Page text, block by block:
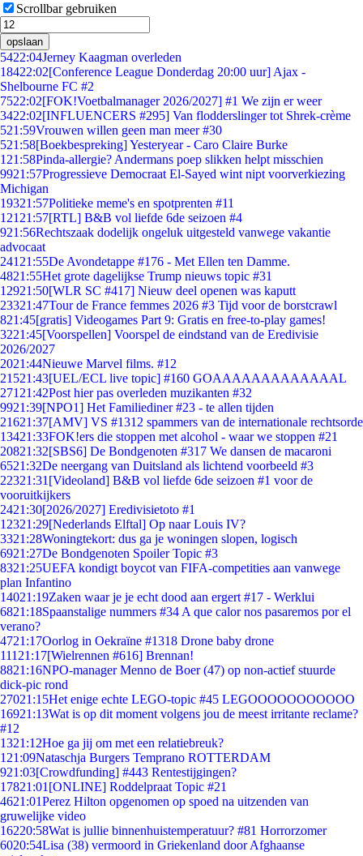
Scrollbar gebruiken
opslaan
5422:04Jerney Kaagman overleden
18422:02[Conference League Donderdag 20:00 uur] Ajax -
Shelbourne FC #2
7522:02[FOK!Voetbalmanager 2026/2027] #1 We zijn er weer
3422:02[INFLUENCERS #295] Van flodderslinger tot Shrek-crème
521:59Vrouwen willen geen man meer #30
521:58[Boekbespreking] Yesteryear - Caro Claire Burke
1 21:58Pinda-allergie? Andermans poep slikken helpt misschien
9921:57Progressieve Democraat El-Sayed wint nipt voorverkiezing
Michigan
19321:57Politieke meme's en spotprenten #11
121 21:57[RTL] B&B vol liefde 6de seizoen #4
921:56Rechtszaak dodelijk ongeluk uitgesteld vanwege vakantie
advocaat
241 21:55De Avondetappe #176 - Met Ellen ten Damme.
4821:55Het grote dagelijkse Trump nieuws topic #31
12921:50[WLR SC #417] Nieuw deel openen was kaputt
23321:47Tour de France femmes 2026 #3 Tijd voor de borstcrawl
821:45[gratis] Videogames Part 9: Gratis en free-to-play games!
3221:45[Voorspellen] Voorspel de eindstand van de Eredivisie
2026/2027
2021:44Nieuwe Marvel films. #12
21521:43[UEL/ECL live topic] #160 GOAAAAAAAAAAAAAL
271 21:42Post hier pas overleden muzikanten #32
9921:39[NPO1] Het Familiediner #23 - te allen tijden
21621:37[AMV] VS #1312 spammers van de internationale rechtsorde
13421:33FOK!ers die stoppen met alcohol - waar we stoppen #21
20821:32[SBS6] De Bondgenoten #317 We dansen de macaroni
6521:32De neergang van Duitsland als lichtend voorbeeld #3
22321:31 [Videoland] B&B vol liefde 6de seizoen #1 voor de
vooruitkijkers
2421:30[2026/2027] Eredivisietoto #1
12321:29[Nederlands Elftal] Op naar Louis IV?
3321:28Woningtekort: dus ga je woningen slopen, logisch
6921:27De Bondgenoten Spoiler Topic #3
8321:25UEFA kondigt boycot van FIFA-competities aan vanwege
plan Infantino
14021:19Zaken waar je je echt dood aan ergert #17 - Werklui
6821:18Spaanstalige nummers #34 A que calor nos pasaremos por el
verano?
4721:17Oorlog in Oekraïne #1318 Drone baby drone
111 21:17[Wielrennen #616] Brennan!
8821:16NPO-manager Menno de Boer (47) op non-actief stuurde
dick-pic rond
27021:15Het enige echte LEGO-topic #45 LEGOOOOOOOOOOO
16921:13Wat is op dit moment volgens jou de meest irritante reclame?
#12
1321:12Hoe ga jij om met een relatiebreuk?
1 21:09Nataschja Burgers Temprano ROTTERDAM
921:03[Crowdfunding] #443 Rentestijgingen?
17821:01 [ONLINE] Roddelpraat Topic #21
4621:01Perez Hilton opgenomen op spoed na uitzenden van
gruwelijke video
16220:58Wat is jullie binnenhuistemperatuur? #81 Horrorzomer
6020:54Lisa (38) vermoord in Griekenland door Afghaanse